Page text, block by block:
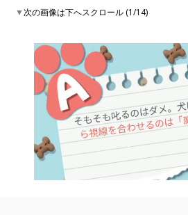
▼次の画像は下へスクロール (1/14)